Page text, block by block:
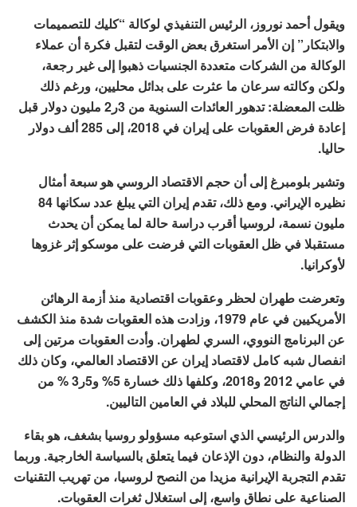
ويقول أحمد نوروز، الرئيس التنفيذي لوكالة “كليك للتصميمات
والابتكار” إن الأمر استغرق بعض الوقت لتقبل فكرة أن عملاء
الوكالة من الشركات متعددة الجنسيات ذهبوا إلى غير رجعة،
ولكن وكالته سرعان ما عثرت على بدائل محليين، ورغم ذلك
ظلت المعضلة: تدهور العائدات السنوية من 3ر2 مليون دولار قبل
إعادة فرض العقوبات على إيران في 2018، إلى 285 ألف دولار
حاليا.
وتشير بلومبرغ إلى أن حجم الاقتصاد الروسي هو سبعة أمثال
نظيره الإيراني. ومع ذلك، تقدم إيران التي يبلغ عدد سكانها 84
مليون نسمة، لروسيا أقرب دراسة حالة لما يمكن أن يحدث
مستقبلا في ظل العقوبات التي فرضت على موسكو إثر غزوها
لأوكرانيا.
وتعرضت طهران لحظر وعقوبات اقتصادية منذ أزمة الرهائن
الأمريكيين في عام 1979، وزادت هذه العقوبات شدة منذ الكشف
عن البرنامج النووي، السري لطهران. وأدت العقوبات مرتين إلى
انفصال شبه كامل لاقتصاد إيران عن الاقتصاد العالمي، وكان ذلك
في عامي 2012 و2018، وكلفها ذلك خسارة 5% و5ر3 % من
إجمالي الناتج المحلي للبلاد في العامين التاليين.
والدرس الرئيسي الذي استوعبه مسؤولو روسيا بشغف، هو بقاء
الدولة والنظام، دون الإذعان فيما يتعلق بالسياسة الخارجية. وربما
تقدم التجربة الإيرانية مزيدا من النصح لروسيا، من تهريب التقنيات
الصناعية على نطاق واسع، إلى استغلال ثغرات العقوبات.